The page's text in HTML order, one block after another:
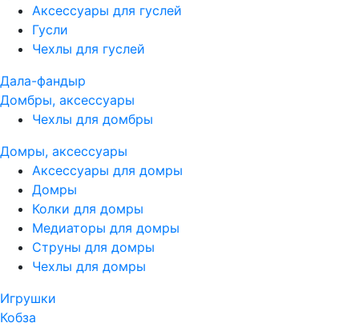
Аксессуары для гуслей
Гусли
Чехлы для гуслей
Дала-фандыр
Домбры, аксессуары
Чехлы для домбры
Домры, аксессуары
Аксессуары для домры
Домры
Колки для домры
Медиаторы для домры
Струны для домры
Чехлы для домры
Игрушки
Кобза